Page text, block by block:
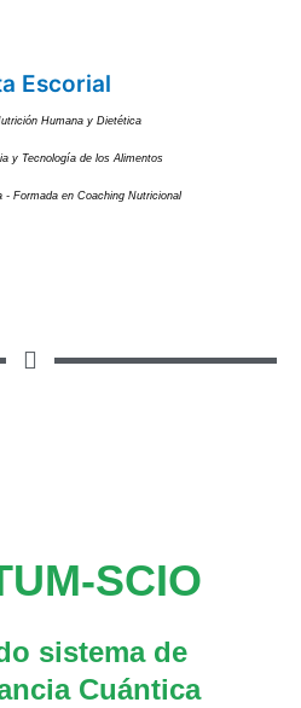
Escorial
Humana y Dietética
y Tecnología de los Alimentos
- Formada en Coaching Nutricional
SCIO
sistema de
Cuántica